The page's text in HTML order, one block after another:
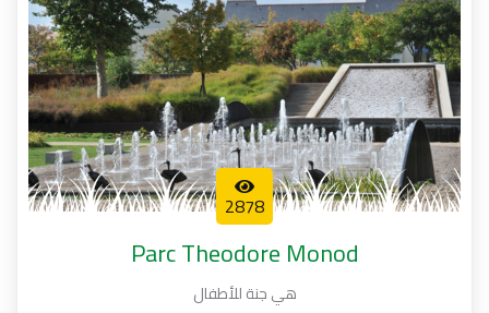
2878
Parc Theodore Monod
هي جنة للأطفال